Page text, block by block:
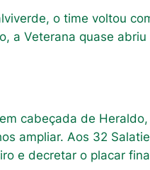
o time voltou
a Veterana quase
cabeçada de
ampliar. Aos 32
e decretar o placar